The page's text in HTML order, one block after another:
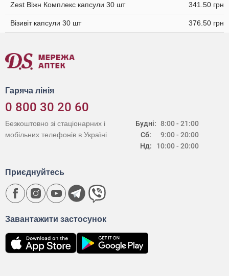
Zest Віжн Комплекс капсули 30 шт 341.50 грн
Візивіт капсули 30 шт 376.50 грн
Гаряча лінія
0 800 30 20 60
Будні:
Сб:
Нд:
8:00 - 21:00
9:00 - 20:00
10:00 - 20:00
Безкоштовно зі стаціонарних і
мобільних телефонів в Україні
Завантажити застосунок
Приєднуйтесь